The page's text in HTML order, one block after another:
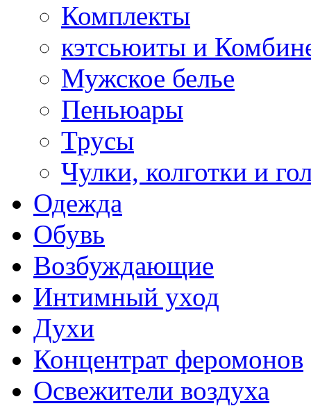
Комплекты
кэтсьюиты и
Мужское белье
Пеньюары
Трусы
Чулки, колготки и
Одежда
Обувь
Возбуждающие
Интимный уход
Духи
Концентрат феромонов
Освежители воздуха